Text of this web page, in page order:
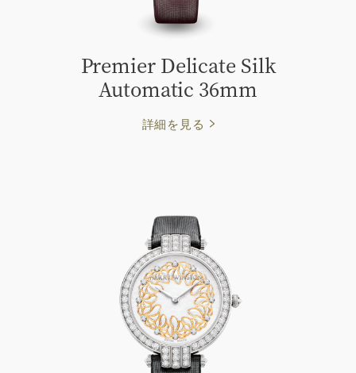
Premier Delicate Silk
Automatic 36mm
詳細を見る